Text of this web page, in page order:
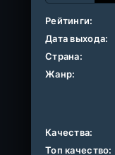
Рейтинги:
Дата выхода:
Страна:
Жанр:
Качества:
Топ качество: